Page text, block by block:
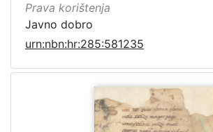
Prava korištenja
Javno dobro
urn:nbn:hr:285:581235